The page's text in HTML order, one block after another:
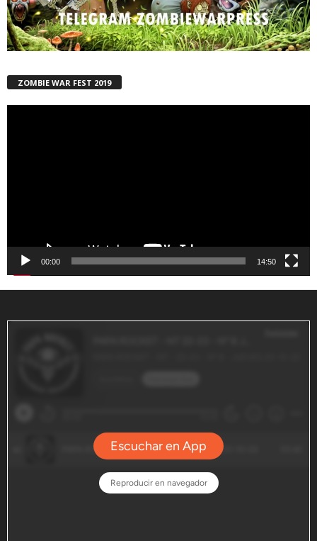
ZOMBIE WAR FEST 2019
00:00 14:50